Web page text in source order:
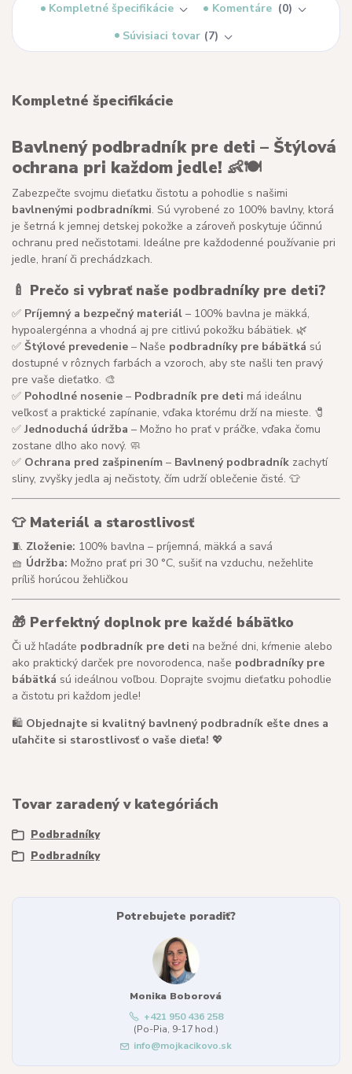
Kompletné špecifikácie Komentáre
0
Súvisiaci tovar 7
Kompletné špecifikácie
Bavlnený podbradník pre deti – Štýlová
ochrana pri každom jedle! 👶🍽️
Zabezpečte svojmu dieťatku čistotu a pohodlie s našimi
bavlnenými podbradníkmi. Sú vyrobené zo 100% bavlny, ktorá
je šetrná k jemnej detskej pokožke a zároveň poskytuje účinnú
ochranu pred nečistotami. Ideálne pre každodenné používanie pri
jedle, hraní či prechádzkach.
🍼 Prečo si vybrať naše podbradníky pre deti?
✅ Príjemný a bezpečný materiál – 100% bavlna je mäkká,
hypoalergénna a vhodná aj pre citlivú pokožku bábätiek. 🌿
✅ Štýlové prevedenie – Naše podbradníky pre bábätká sú
dostupné v rôznych farbách a vzoroch, aby ste našli ten pravý
pre vaše dieťatko. 🎨
✅ Pohodlné nosenie – Podbradník pre deti má ideálnu
veľkosť a praktické zapínanie, vďaka ktorému drží na mieste. 🧷
✅Jednoduchá údržba – Možno ho prať v práčke, vďaka čomu
zostane dlho ako nový. 🧼
✅ Ochrana pred zašpinením – Bavlnený podbradník zachytí
sliny, zvyšky jedla aj nečistoty, čím udrží oblečenie čisté. 👕
👕 Materiál a starostlivosť
🧵 Zloženie: 100% bavlna – príjemná, mäkká a savá
🧺 Údržba: Možno prať pri 30 °C, sušiť na vzduchu, nežehlite
príliš horúcou žehličkou
🎁 Perfektný doplnok pre každé bábätko
Či už hľadáte podbradník pre deti na bežné dni, kŕmenie alebo
ako praktický darček pre novorodenca, naše podbradníky pre
bábätká sú ideálnou voľbou. Doprajte svojmu dieťatku pohodlie
a čistotu pri každom jedle!
🛍️ Objednajte si kvalitný bavlnený podbradník ešte dnes a
uľahčite si starostlivosť o vaše dieťa! 💖
Tovar zaradený v kategóriách
Podbradníky
Podbradníky
Potrebujete poradiť?
Monika Boborová
+421 950 436 258
(Po-Pia, 9-17 hod.)
info@mojkacikovo.sk